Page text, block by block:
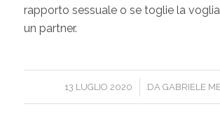
rapporto sessuale o se toglie la
un partner.
13 LUGLIO 2020
/ DAGABRIELE